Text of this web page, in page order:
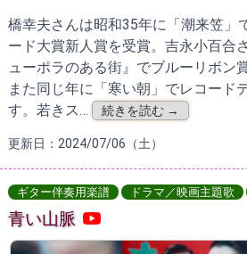
橋幸夫さんは昭和35年に「潮来笠」
ード大賞新人賞を受賞。吉永小百合
ューポラのある街』でブルーリボン
また同じ年に「寒い朝」でレコード
す。若きス…
続きを読む →
更新日：2024/07/06（土）
ギター伴奏用楽譜 ドラマ／映画主題歌
青い山脈